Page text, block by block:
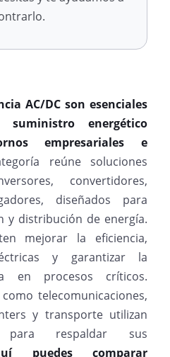
AC/DC son esenciales
energético
empresariales e
reúne soluciones
convertidores,
diseñados para
y distribución de energía.
mejorar la eficiencia,
y garantizar la
en procesos críticos.
telecomunicaciones,
y transporte utilizan
para respaldar sus
puedes comparar